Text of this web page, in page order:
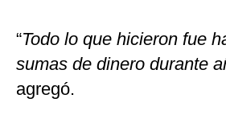
“Todo lo que hicieron fue
sumas de dinero durante
agregó.